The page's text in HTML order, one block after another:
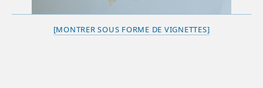
[MONTRER SOUS FORME DE VIGNETTES]